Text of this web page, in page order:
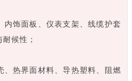
内饰面板、仪表支架、线缆护套
候性；
、热界面材料、导热塑料、阻燃